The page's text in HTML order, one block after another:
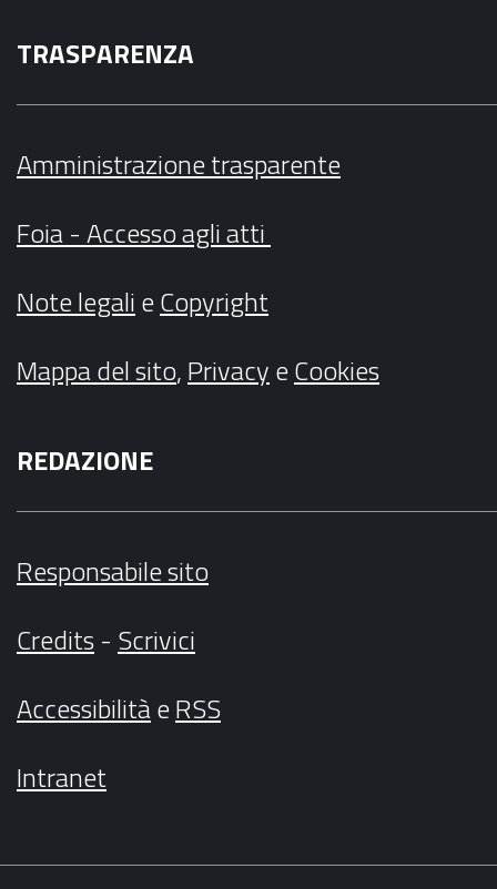
TRASPARENZA
Amministrazione trasparente
Foia - Accesso agli atti
Note legalieCopyright
Mappa del sito,PrivacyeCookies
REDAZIONE
Responsabile sito
Credits- Scrivici
AccessibilitàeRSS
Intranet